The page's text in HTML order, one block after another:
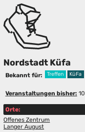
Nordstadt Küfa
Bekannt für: Treffen KüFa
Veranstaltungen bisher: 10
Orte:
Offenes Zentrum
Langer August